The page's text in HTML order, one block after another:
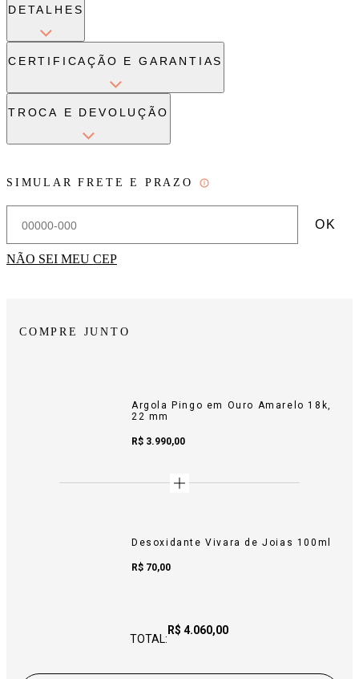
DETALHES
CERTIFICAÇÃO E GARANTIAS
TROCA E DEVOLUÇÃO
SIMULAR FRETE E PRAZO
OK
NÃO SEI MEU CEP
COMPRE JUNTO
Argola Pingo em Ouro Amarelo 18k,
22 mm
Sale Price:
R$ 3.990,00
Desoxidante Vivara de Joias 100ml
Sale Price:
R$ 70,00
TOTAL:
Price:
R$ 4.060,00